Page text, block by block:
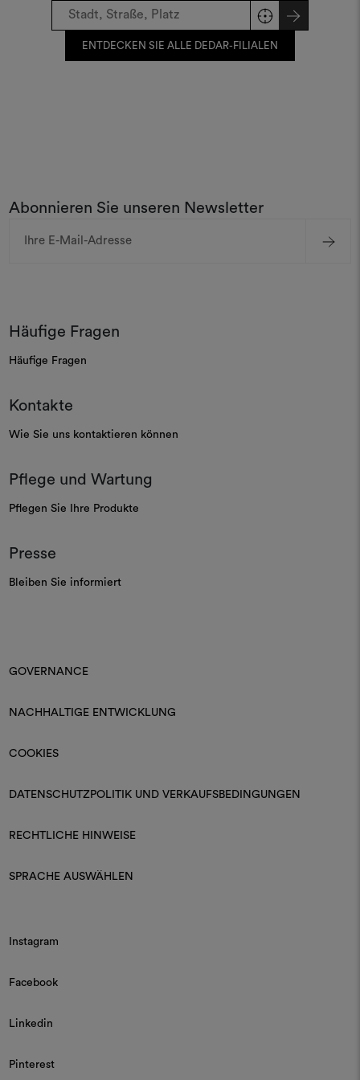
ENTDECKEN SIE ALLE DEDAR-FILIALEN
Abonnieren Sie unseren Newsletter
Mail-
Häufige Fragen
Häufige Fragen
Kontakte
Wie Sie uns kontaktieren können
Pflege und Wartung
Pflegen Sie Ihre Produkte
Presse
Bleiben Sie informiert
GOVERNANCE
NACHHALTIGE ENTWICKLUNG
COOKIES
DATENSCHUTZPOLITIK UND VERKAUFSBEDINGUNGEN
RECHTLICHE HINWEISE
SPRACHE AUSWÄHLEN
Instagram
Facebook
Linkedin
Pinterest